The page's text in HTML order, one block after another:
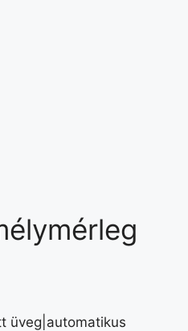
üveg|automatikus